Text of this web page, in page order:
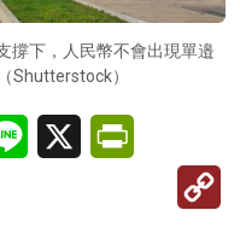
撐下，人民幣不會出現單邉
Shutterstock）
Line X